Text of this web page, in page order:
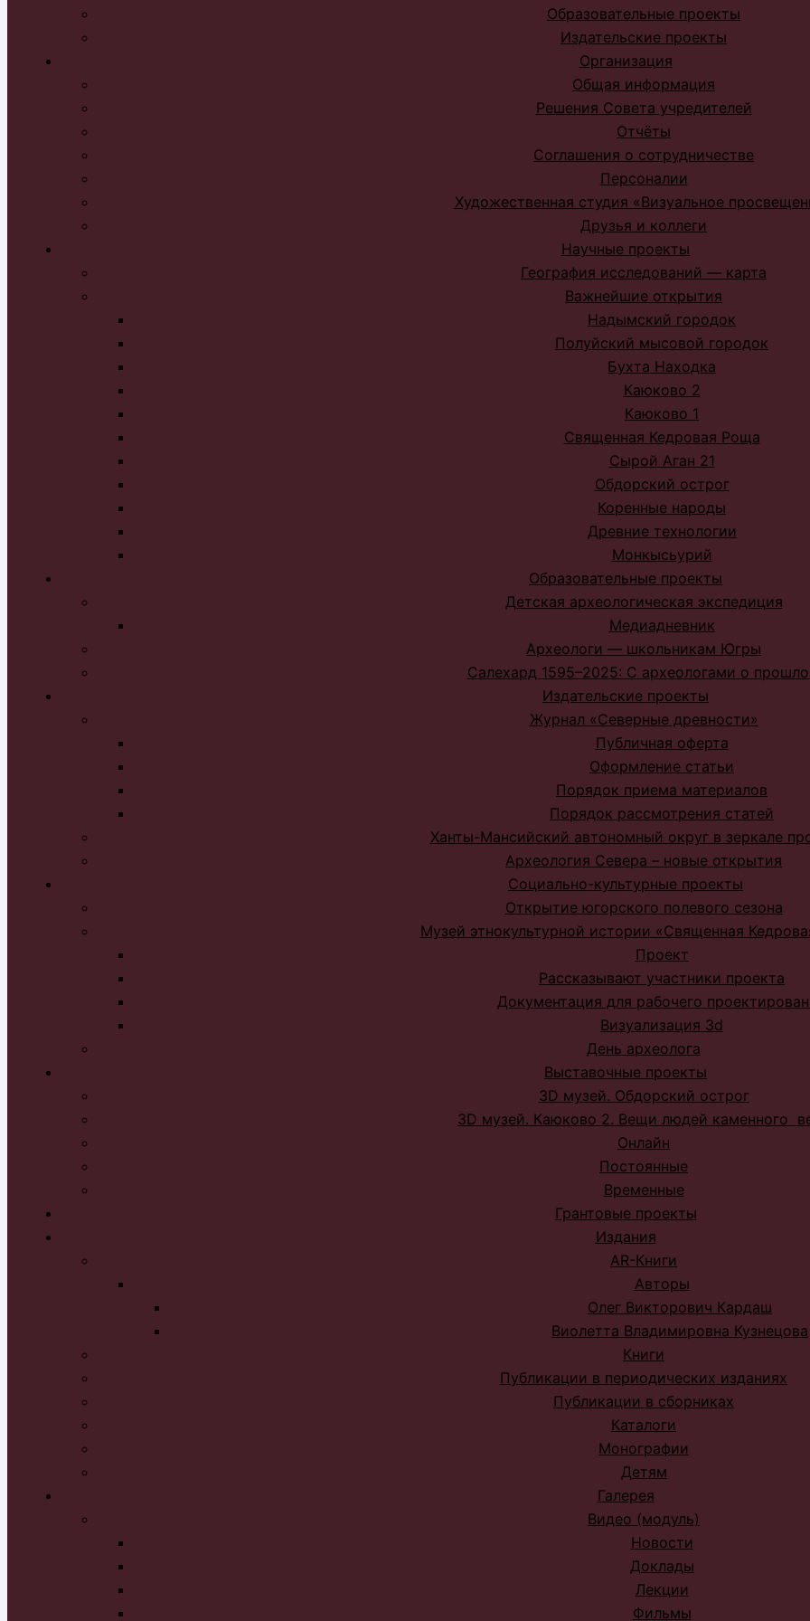
Образовательные проекты
Издательские проекты
Организация
Общая информация
Решения Совета учредителей
Отчёты
Соглашения о сотрудничестве
Персоналии
Художественная студия «Визуальное
Друзья и коллеги
Научные проекты
География исследований — карта
Важнейшие открытия
Надымский городок
Полуйский мысовой городок
Бухта Находка
Каюково 2
Каюково 1
Священная Кедровая Роща
Сырой Аган 21
Обдорский острог
Коренные народы
Древние технологии
Монкысьурий
Образовательные проекты
Детская археологическая экспедиция
Медиадневник
Археологи — школьникам Югры
Салехард 1595–2025: С археологами о
Издательские проекты
Журнал «Северные древности»
Публичная оферта
Оформление статьи
Порядок приема материалов
Порядок рассмотрения статей
Ханты-Мансийский автономный округ в зеркале
Археология Севера – новые открытия
Социально-культурные проекты
Открытие югорского полевого сезона
Музей этнокультурной истории «Священная
Проект
Рассказывают участники проекта
Документация для рабочего
Визуализация 3d
День археолога
Выставочные проекты
3D музей. Обдорский острог
3D музей. Каюково 2. Вещи людей каменного
Онлайн
Постоянные
Временные
Грантовые проекты
Издания
AR-Книги
Авторы
Олег Викторович Кардаш
Виолетта Владимировна Кузнецова
Книги
Публикации в периодических изданиях
Публикации в сборниках
Каталоги
Монографии
Детям
Галерея
Видео (модуль)
Новости
Доклады
Лекции
Фильмы